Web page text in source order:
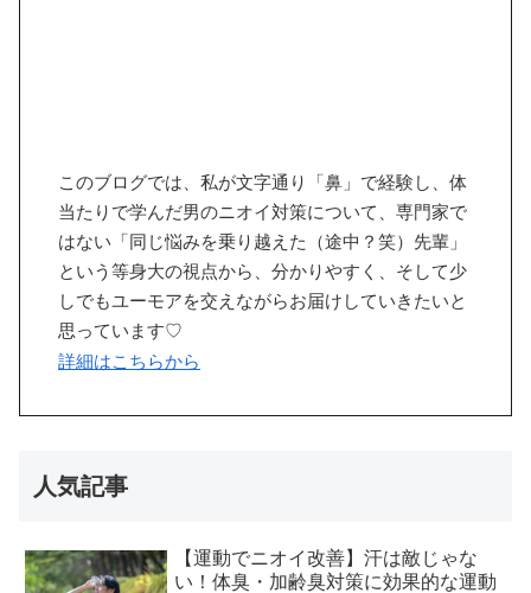
このブログでは、私が文字通り「鼻」で経験し、体
当たりで学んだ男のニオイ対策について、専門家で
はない「同じ悩みを乗り越えた（途中？笑）先輩」
という等身大の視点から、分かりやすく、そして少
しでもユーモアを交えながらお届けしていきたいと
思っています♡
詳細はこちらから
人気記事
【運動でニオイ改善】汗は敵じゃな
い！体臭・加齢臭対策に効果的な運動